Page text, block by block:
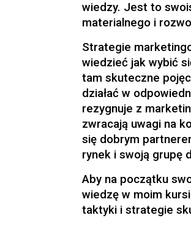
wiedzy. Jest to
materialnego i
Strategie
wiedzieć jak wybić
tam skuteczne
działać w
rezygnuje z
zwracają uwagi na
się dobrym
rynek i swoją grupę
Aby na początku
wiedzę w moim
taktyki i strategie